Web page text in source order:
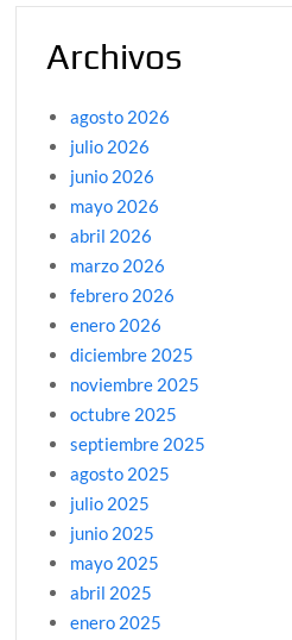
Archivos
agosto 2026
julio 2026
junio 2026
mayo 2026
abril 2026
marzo 2026
febrero 2026
enero 2026
diciembre 2025
noviembre 2025
octubre 2025
septiembre 2025
agosto 2025
julio 2025
junio 2025
mayo 2025
abril 2025
enero 2025